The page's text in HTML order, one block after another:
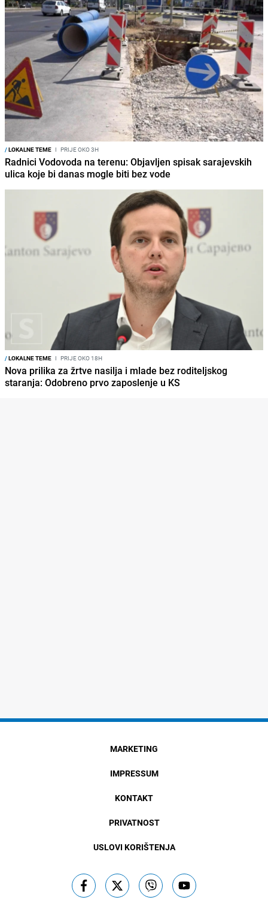
/LOKALNE TEME I PRIJE OKO 3H
Radnici Vodovoda na terenu: Objavljen spisak sarajevskih
ulica koje bi danas mogle biti bez vode
/LOKALNE TEME I PRIJE OKO 18H
Nova prilika za žrtve nasilja i mlade bez roditeljskog
staranja: Odobreno prvo zaposlenje u KS
MARKETING
IMPRESSUM
KONTAKT
PRIVATNOST
USLOVI KORIŠTENJA